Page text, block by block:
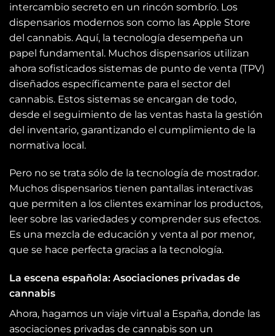
intercambio secreto en un rincón sombrío. Los
dispensarios modernos son como las Apple Store
del cannabis. Aquí, la tecnología desempeña un
papel fundamental. Muchos dispensarios utilizan
ahora sofisticados sistemas de punto de venta (TPV)
diseñados específicamente para el sector del
cannabis. Estos sistemas se encargan de todo,
desde el seguimiento de las ventas hasta la gestión
del inventario, garantizando el cumplimiento de la
normativa local.
Pero no se trata sólo de la tecnología de mostrador.
Muchos dispensarios tienen pantallas interactivas
que permiten a los clientes examinar los productos,
leer sobre las variedades y comprender sus efectos.
Es una mezcla de educación y venta al por menor,
que se hace perfecta gracias a la tecnología.
La escena española: Asociaciones privadas de
cannabis
Ahora, hagamos un viaje virtual a España, donde las
asociaciones privadas de cannabis son un